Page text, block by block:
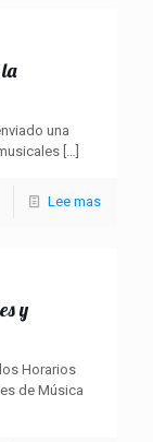
una
[…]
Lee mas
y
Horarios
de Música